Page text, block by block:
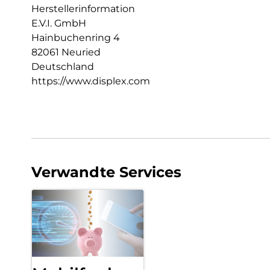
Herstellerinformation
E.V.I. GmbH
Hainbuchenring 4
82061 Neuried
Deutschland
https://www.displex.com
Verwandte Services